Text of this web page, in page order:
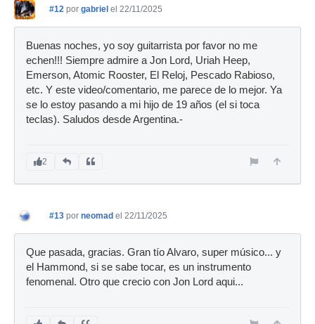
#12 por gabriel el 22/11/2025
Buenas noches, yo soy guitarrista por favor no me
echen!!! Siempre admire a Jon Lord, Uriah Heep,
Emerson, Atomic Rooster, El Reloj, Pescado Rabioso,
etc. Y este video/comentario, me parece de lo mejor. Ya
se lo estoy pasando a mi hijo de 19 años (el si toca
teclas). Saludos desde Argentina.-
2
#13 por neomad el 22/11/2025
Que pasada, gracias. Gran tío Alvaro, super músico... y
el Hammond, si se sabe tocar, es un instrumento
fenomenal. Otro que crecio con Jon Lord aqui...